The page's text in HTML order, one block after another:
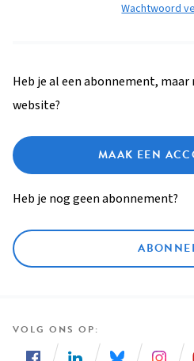
Wachtwoord
Heb je al een abonnement, maar
website?
MAAK EEN
Heb je nog geen abonnement?
VOLG ONS OP